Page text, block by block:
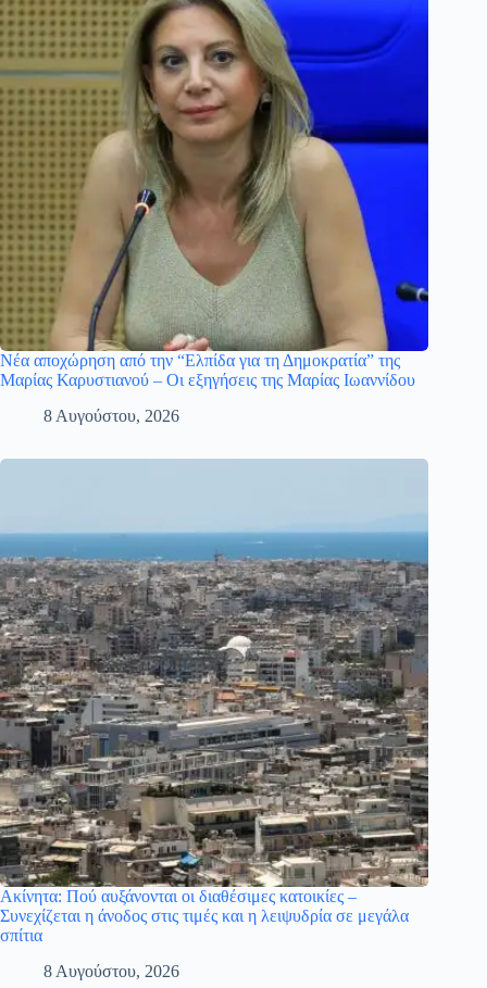
Νέα αποχώρηση από την “Ελπίδα για τη Δημοκρατία” της
Μαρίας Καρυστιανού – Οι εξηγήσεις της Μαρίας Ιωαννίδου
8 Αυγούστου, 2026
Ακίνητα: Πού αυξάνονται οι διαθέσιμες κατοικίες –
Συνεχίζεται η άνοδος στις τιμές και η λειψυδρία σε μεγάλα
σπίτια
8 Αυγούστου, 2026